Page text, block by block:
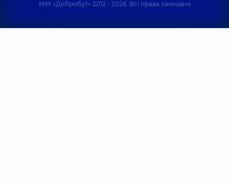
ММ «Добробут» 2012 - 2026. Всі права захищені